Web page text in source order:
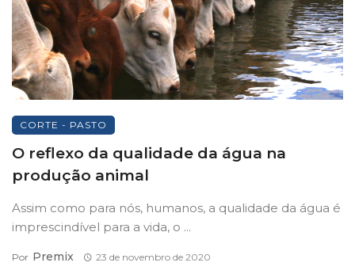
CORTE - PASTO
O reflexo da qualidade da água na
produção animal
Assim como para nós, humanos, a qualidade da água é
imprescindível para a vida, o ...
Por Premix 23 de novembro de 2020